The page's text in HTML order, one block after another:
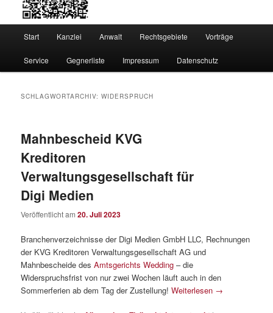
Start Kanzlei Anwalt Rechtsgebiete Vorträge
Service Gegnerliste Impressum Datenschutz
SCHLAGWORTARCHIV:WIDERSPRUCH
Mahnbescheid KVG
Kreditoren
Verwaltungsgesellschaft für
Digi Medien
Veröffentlicht am20. Juli 2023
Branchenverzeichnisse der Digi Medien GmbH LLC, Rechnungen
der KVG Kreditoren Verwaltungsgesellschaft AG und
Mahnbescheide desAmtsgerichts Wedding – die
Widerspruchsfrist von nur zwei Wochen läuft auch in den
Sommerferien ab dem Tag der Zustellung!Weiterlesen →